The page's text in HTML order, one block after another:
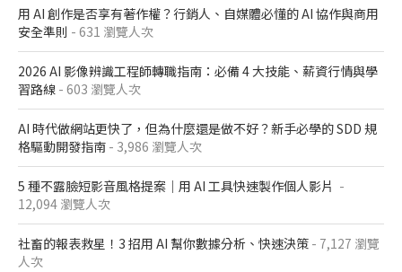
用 AI 創作是否享有著作權？行銷人、自媒體必懂的 AI 協作與商用
安全準則 - 631 瀏覽人次
2026 AI 影像辨識工程師轉職指南：必備 4 大技能、薪資行情與學
習路線 - 603 瀏覽人次
AI 時代做網站更快了，但為什麼還是做不好？新手必學的 SDD 規
格驅動開發指南 - 3,986 瀏覽人次
5 種不露臉短影音風格提案｜用 AI 工具快速製作個人影片 -
12,094 瀏覽人次
社畜的報表救星！3 招用 AI 幫你數據分析、快速決策 - 7,127 瀏覽
人次